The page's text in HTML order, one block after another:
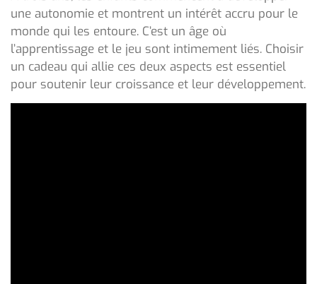
une autonomie et montrent un intérêt accru pour le
monde qui les entoure. C’est un âge où
l’apprentissage et le jeu sont intimement liés. Choisir
un cadeau qui allie ces deux aspects est essentiel
pour soutenir leur croissance et leur développement.